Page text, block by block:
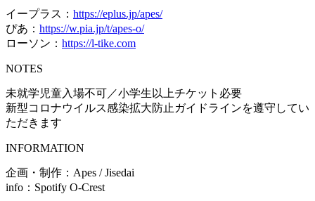
イープラス： https://eplus.jp/apes/
ぴあ： https://w.pia.jp/t/apes-o/
ローソン： https://l-tike.com
NOTES
未就学児童入場不可／小学生以上チケット必要
新型コロナウイルス感染拡大防止ガイドラインを遵守してい
ただきます
INFORMATION
企画・制作：Apes / Jisedai
info：Spotify O-Crest